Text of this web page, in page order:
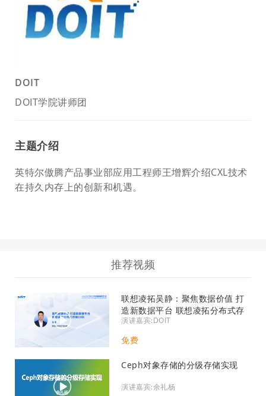
DOIT
DOIT学院讲师团
主题介绍
英特尔傲腾产品事业部应用工程师王增辉介绍CXL技术
在持久内存上的创新和机遇。
推荐视频
联想凌拓吴静：聚焦数据价值 打
造新数据平台 联想凌拓分布式存
储DXN
演讲嘉宾:DOIT
免费
Ceph对象存储的分级存储实现
演讲嘉宾:余礼杨